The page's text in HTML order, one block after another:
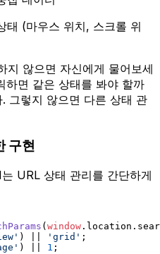
태 (마우스 위치, 스크롤 위
지 않으면 자신에게 물어보세
하면 같은 상태를 봐야 할까
그렇지 않으면 다른 상태 관
구현
URL 상태 관리를 간단하게
( window . location .
) || 'grid' ;
) || 1 ;